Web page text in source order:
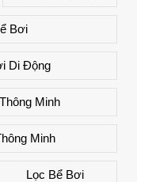
Bơi
Di Động
Minh
Minh
Lọc Bể Bơi